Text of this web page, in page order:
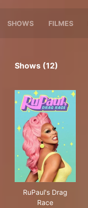
SHOWS FILMES
Shows (12)
RuPaul's Drag
Race